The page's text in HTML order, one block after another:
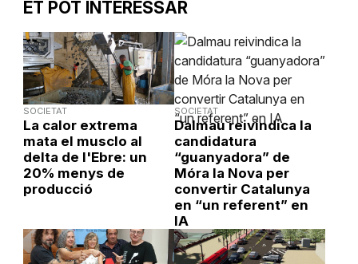
ET POT INTERESSAR
SOCIETAT
La calor extrema
mata el musclo al
delta de l'Ebre: un
20% menys de
producció
SOCIETAT
Dalmau reivindica la
candidatura
“guanyadora” de
Móra la Nova per
convertir Catalunya
en “un referent” en
IA